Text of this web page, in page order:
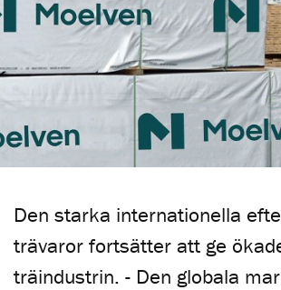
Den starka internationella
trävaror fortsätter att ge
träindustrin. - Den globala